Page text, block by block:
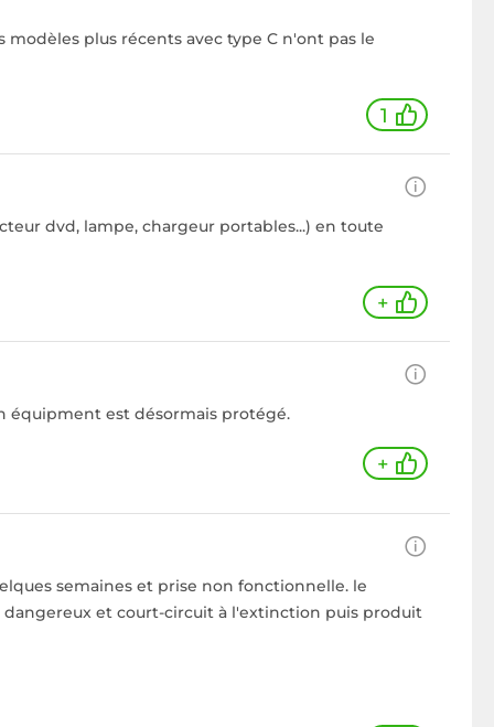
plus récents avec type C n'ont pas le
1
dvd, lampe, chargeur portables...) en toute
+
équipment est désormais protégé.
+
semaines et prise non fonctionnelle. le
et court-circuit à l'extinction puis produit